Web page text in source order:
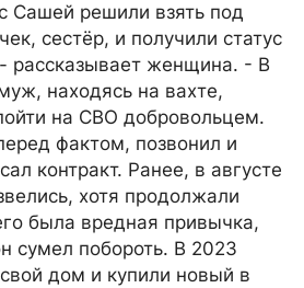
Сашей решили взять под
сестёр, и получили статус
рассказывает женщина. - В
находясь на вахте,
на СВО добровольцем.
фактом, позвонил и
контракт. Ранее, в августе
хотя продолжали
была вредная привычка,
сумел побороть. В 2023
дом и купили новый в